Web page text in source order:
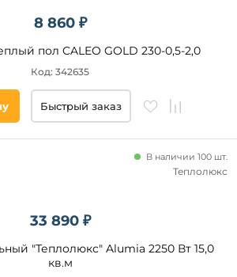
8 860 ₽
пол CALEO GOLD 230-0,5-2,0
Код: 342635
Быстрый заказ
33 890 ₽
"Теплолюкс" Alumia 2250 Вт 15,0
кв.м
В наличии 100 шт.
Теплолюкс